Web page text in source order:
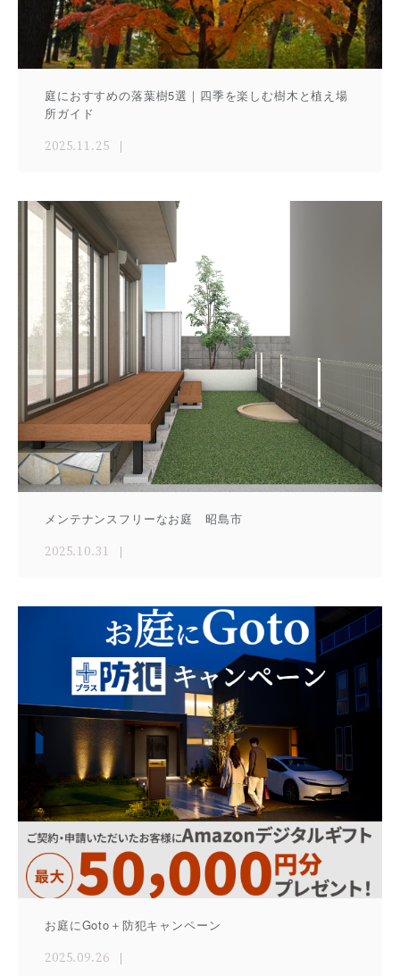
庭におすすめの落葉樹5選｜四季を楽しむ樹木と植え場
所ガイド
2025.11.25
メンテナンスフリーなお庭 昭島市
2025.10.31
お庭にGoto＋防犯キャンペーン
2025.09.26